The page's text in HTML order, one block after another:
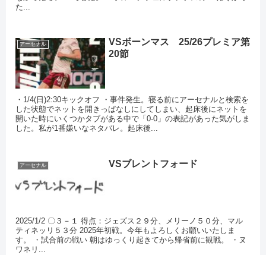
た...
アーセナル
VSボーンマス 25/26プレミア第
20節
・1/4(日)2:30キックオフ ・事件発生。寝る前にアーセナルと検索を
した状態でネットを開きっぱなしにしてしまい、起床後にネットを
開いた時にいくつかタブがある中で「0-0」の表記があった気がしま
した。私が1番嫌いなネタバレ。起床後...
アーセナル VSブレントフォード
2025/1/2 〇３－１ 得点：ジェズス２９分、メリーノ５０分、マル
ティネッリ５３分 2025年初戦。今年もよろしくお願いいたしま
す。 ・試合前の戦い 朝はゆっくり起きてから帰省前に観戦。 ・ヌ
ワネリ...